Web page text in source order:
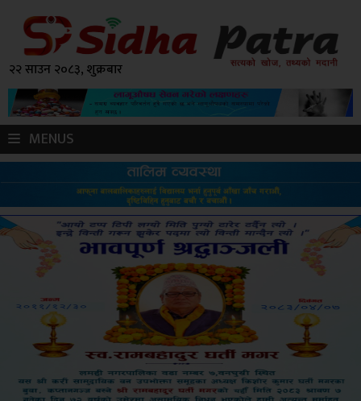
२२ साउन २०८३, शुक्रबार
MENUS